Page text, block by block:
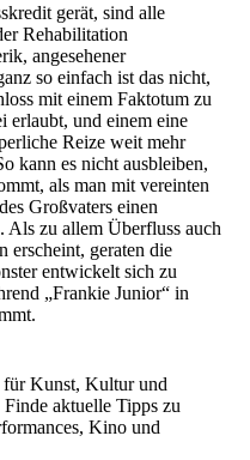
gerät, sind alle
Rehabilitation
angesehener
so einfach ist das nicht,
mit einem Faktotum zu
erlaubt, und einem eine
Reize weit mehr
kann es nicht ausbleiben,
als man mit vereinten
Großvaters einen
Als zu allem Überfluss auch
erscheint, geraten die
entwickelt sich zu
„Frankie Junior“ in
für Kunst, Kultur und
aktuelle Tipps zu
Kino und